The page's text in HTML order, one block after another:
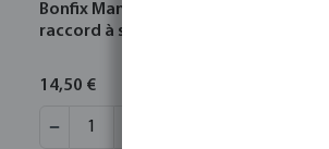
Bonfix Manchon acier inoxydable
raccord à sertir KIWA
14,50 €